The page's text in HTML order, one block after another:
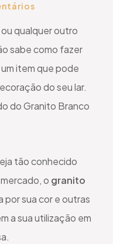
qualquer outro
sabe como fazer
item que pode
do seu lar.
do Granito Branco
tão conhecido
o granito
por sua cor e outras
a sua utilização em